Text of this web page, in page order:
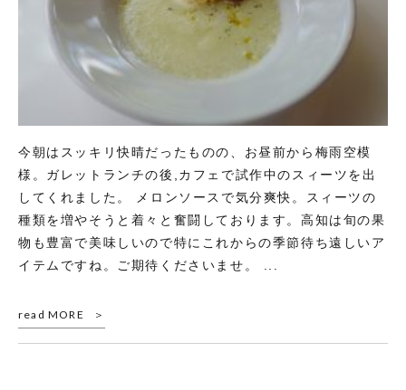
今朝はスッキリ快晴だったものの、お昼前から梅雨空模
様。ガレットランチの後,カフェで試作中のスィーツを出
してくれました。 メロンソースで気分爽快。スィーツの
種類を増やそうと着々と奮闘しております。高知は旬の果
物も豊富で美味しいので特にこれからの季節待ち遠しいア
イテムですね。ご期待くださいませ。 ...
read MORE